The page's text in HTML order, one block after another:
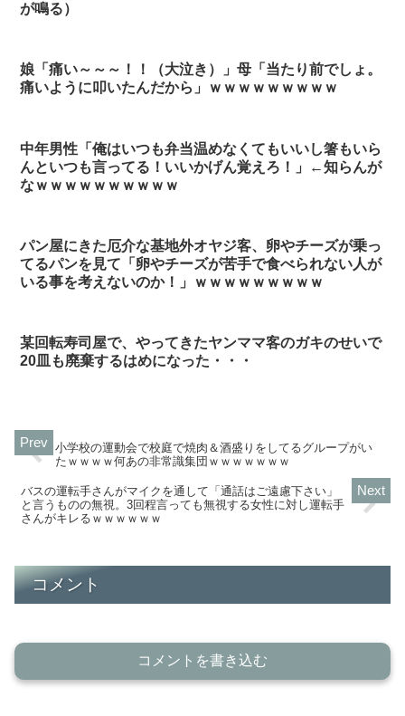
が鳴る）
娘「痛い～～～！！（大泣き）」母「当たり前でしょ。
痛いように叩いたんだから」ｗｗｗｗｗｗｗｗｗ
中年男性「俺はいつも弁当温めなくてもいいし箸もいら
んといつも言ってる！いいかげん覚えろ！」←知らんが
なｗｗｗｗｗｗｗｗｗｗ
パン屋にきた厄介な基地外オヤジ客、卵やチーズが乗っ
てるパンを見て「卵やチーズが苦手で食べられない人が
いる事を考えないのか！」ｗｗｗｗｗｗｗｗｗ
某回転寿司屋で、やってきたヤンママ客のガキのせいで
20皿も廃棄するはめになった・・・
小学校の運動会で校庭で焼肉＆酒盛りをしてるグループがい
たｗｗｗｗ何あの非常識集団ｗｗｗｗｗｗｗ
バスの運転手さんがマイクを通して「通話はご遠慮下さい」
と言うものの無視。3回程言っても無視する女性に対し運転手
さんがキレるｗｗｗｗｗｗ
コメント
コメントを書き込む